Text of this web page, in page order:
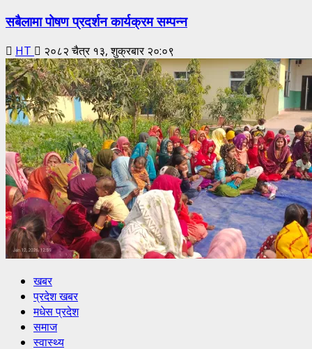
सबैलामा पोषण प्रदर्शन कार्यक्रम सम्पन्न
HT २०८२ चैत्र १३, शुक्रबार २०:०९
खबर
प्रदेश खबर
मधेस प्रदेश
समाज
स्वास्थ्य